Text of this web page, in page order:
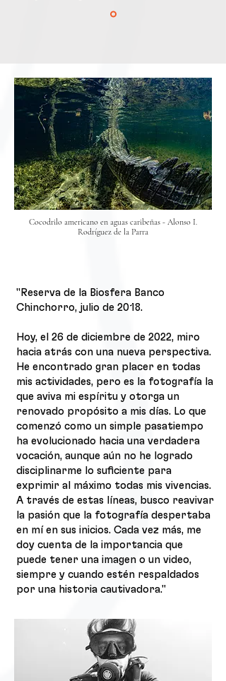
Cocodrilo americano en aguas caribeñas - Alonso I.
Rodríguez de la Parra
"Reserva de la Biosfera Banco
Chinchorro, julio de 2018.
Hoy, el 26 de diciembre de 2022, miro
hacia atrás con una nueva perspectiva.
He encontrado gran placer en todas
mis actividades, pero es la fotografía la
que aviva mi espíritu y otorga un
renovado propósito a mis días. Lo que
comenzó como un simple pasatiempo
ha evolucionado hacia una verdadera
vocación, aunque aún no he logrado
disciplinarme lo suficiente para
exprimir al máximo todas mis vivencias.
A través de estas líneas, busco reavivar
la pasión que la fotografía despertaba
en mí en sus inicios. Cada vez más, me
doy cuenta de la importancia que
puede tener una imagen o un video,
siempre y cuando estén respaldados
por una historia cautivadora."